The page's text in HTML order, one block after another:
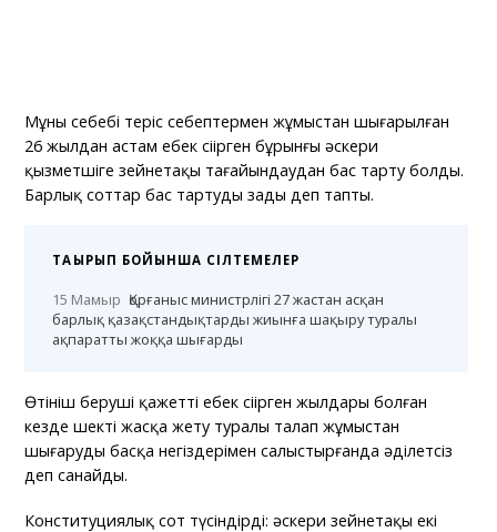
Мұның себебі теріс себептермен жұмыстан шығарылған
26 жылдан астам еңбек сіңірген бұрынғы әскери
қызметшіге зейнетақы тағайындаудан бас тарту болды.
Барлық соттар бас тартуды заңды деп тапты.
ТАҚЫРЫП БОЙЫНША СІЛТЕМЕЛЕР
15 Мамыр Қорғаныс министрлігі 27 жастан асқан
барлық қазақстандықтарды жиынға шақыру туралы
ақпаратты жоққа шығарды
Өтініш беруші қажетті еңбек сіңірген жылдары болған
кезде шекті жасқа жету туралы талап жұмыстан
шығарудың басқа негіздерімен салыстырғанда әділетсіз
деп санайды.
Конституциялық сот түсіндірді: әскери зейнетақы екі